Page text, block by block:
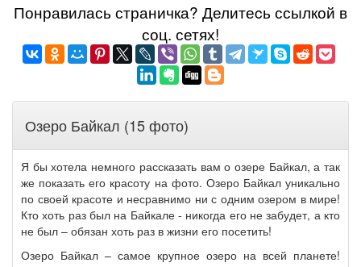
Понравилась страничка? Делитеcь ссылкой в
соц. сетях!
Озеро Байкал (15 фото)
Я бы хотела немного рассказать вам о озере Байкал, а так
же показать его красоту на фото. Озеро Байкал уникально
по своей красоте и несравнимо ни с одним озером в мире!
Кто хоть раз был на Байкале - никогда его не забудет, а кто
не был – обязан хоть раз в жизни его посетить!
Озеро Байкал – самое крупное озеро на всей планете!